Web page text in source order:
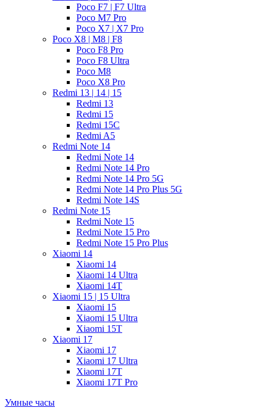
Poco F7 | F7 Ultra
Poco M7 Pro
Poco X7 | X7 Pro
Poco X8 | M8 | F8
Poco F8 Pro
Poco F8 Ultra
Poco M8
Poco X8 Pro
Redmi 13 | 14 | 15
Redmi 13
Redmi 15
Redmi 15C
Redmi A5
Redmi Note 14
Redmi Note 14
Redmi Note 14 Pro
Redmi Note 14 Pro 5G
Redmi Note 14 Pro Plus 5G
Redmi Note 14S
Redmi Note 15
Redmi Note 15
Redmi Note 15 Pro
Redmi Note 15 Pro Plus
Xiaomi 14
Xiaomi 14
Xiaomi 14 Ultra
Xiaomi 14T
Xiaomi 15 | 15 Ultra
Xiaomi 15
Xiaomi 15 Ultra
Xiaomi 15T
Xiaomi 17
Xiaomi 17
Xiaomi 17 Ultra
Xiaomi 17T
Xiaomi 17T Pro
Умные часы